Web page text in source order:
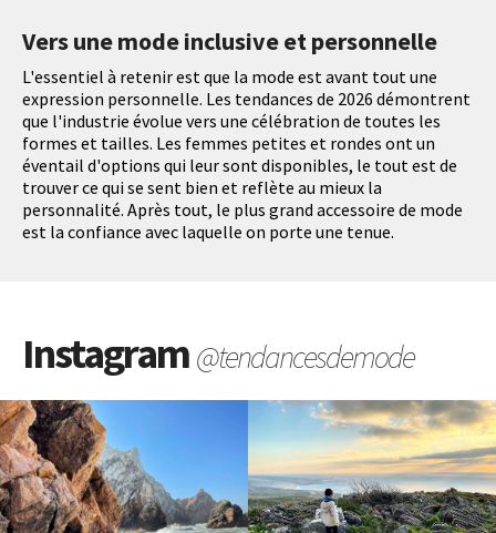
Vers une mode inclusive et personnelle
L'essentiel à retenir est que la mode est avant tout une
expression personnelle. Les tendances de 2026 démontrent
que l'industrie évolue vers une célébration de toutes les
formes et tailles. Les femmes petites et rondes ont un
éventail d'options qui leur sont disponibles, le tout est de
trouver ce qui se sent bien et reflète au mieux la
personnalité. Après tout, le plus grand accessoire de mode
est la confiance avec laquelle on porte une tenue.
Instagram@tendancesdemode